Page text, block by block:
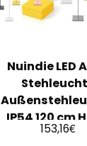
Nuindie LED
IP54 120 cm
153,16€